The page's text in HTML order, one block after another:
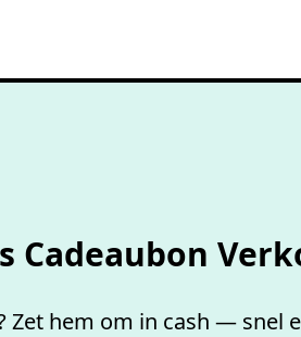
Zet hem om in cash — snel